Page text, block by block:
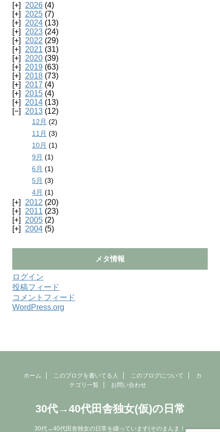
2026 (4)
2025 (7)
2024 (13)
2023 (24)
2022 (29)
2021 (31)
2020 (39)
2019 (63)
2018 (73)
2017 (4)
2015 (4)
2014 (13)
2013 (12)
12月 (2)
11月 (3)
10月 (1)
9月 (1)
6月 (1)
5月 (3)
4月 (1)
2012 (20)
2011 (23)
2005 (2)
2004 (5)
メタ情報
ログイン
投稿フィード
コメントフィード
WordPress.org
ホーム このブログを書いてる人 このブログについて
カ
テゴリ一覧
お問い合わせ
30代→40代田舎独女(仮)の日常
30代→40代田舎独女の日常を綴っています(そのまんま！